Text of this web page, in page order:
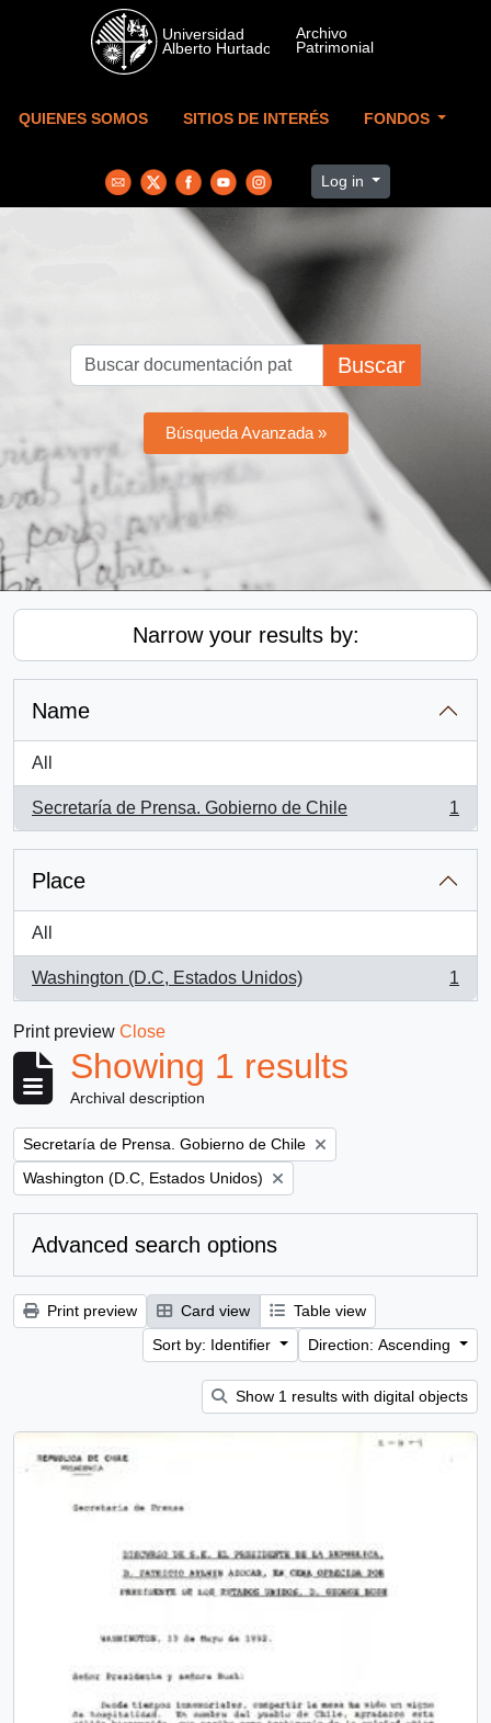
Skip to main content
QUIENES SOMOS SITIOS DE INTERÉS FONDOS
Log in
Buscar
Búsqueda Avanzada »
Narrow your results by:
Name
All
Secretaría de Prensa. Gobierno de Chile
, 1 results
1
Place
All
Washington (D.C, Estados Unidos)
, 1 results
1
Print preview Close
Showing 1 results
Archival description
Remove filter:
Secretaría de Prensa. Gobierno de Chile
Remove filter:
Washington (D.C, Estados Unidos)
Advanced search options
Print preview Card view
Table view
Sort by: Identifier
Direction: Ascending
Show 1 results with digital objects